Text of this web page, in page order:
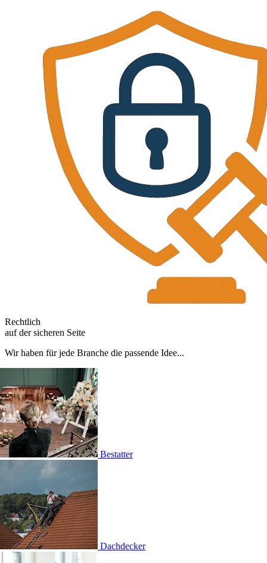
Rechtlich
auf der sicheren Seite
Wir haben für jede Branche die passende Idee...